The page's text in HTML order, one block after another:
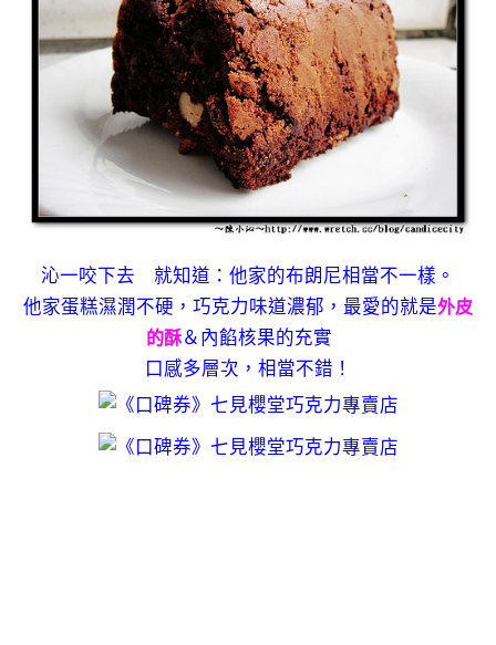
沁一咬下去 就知道：他家的布朗尼相當不一樣。
他家蛋糕濕潤不硬，巧克力味道濃郁，最愛的就是外皮
的酥＆內餡核果的充實
口感多層次，相當不錯！